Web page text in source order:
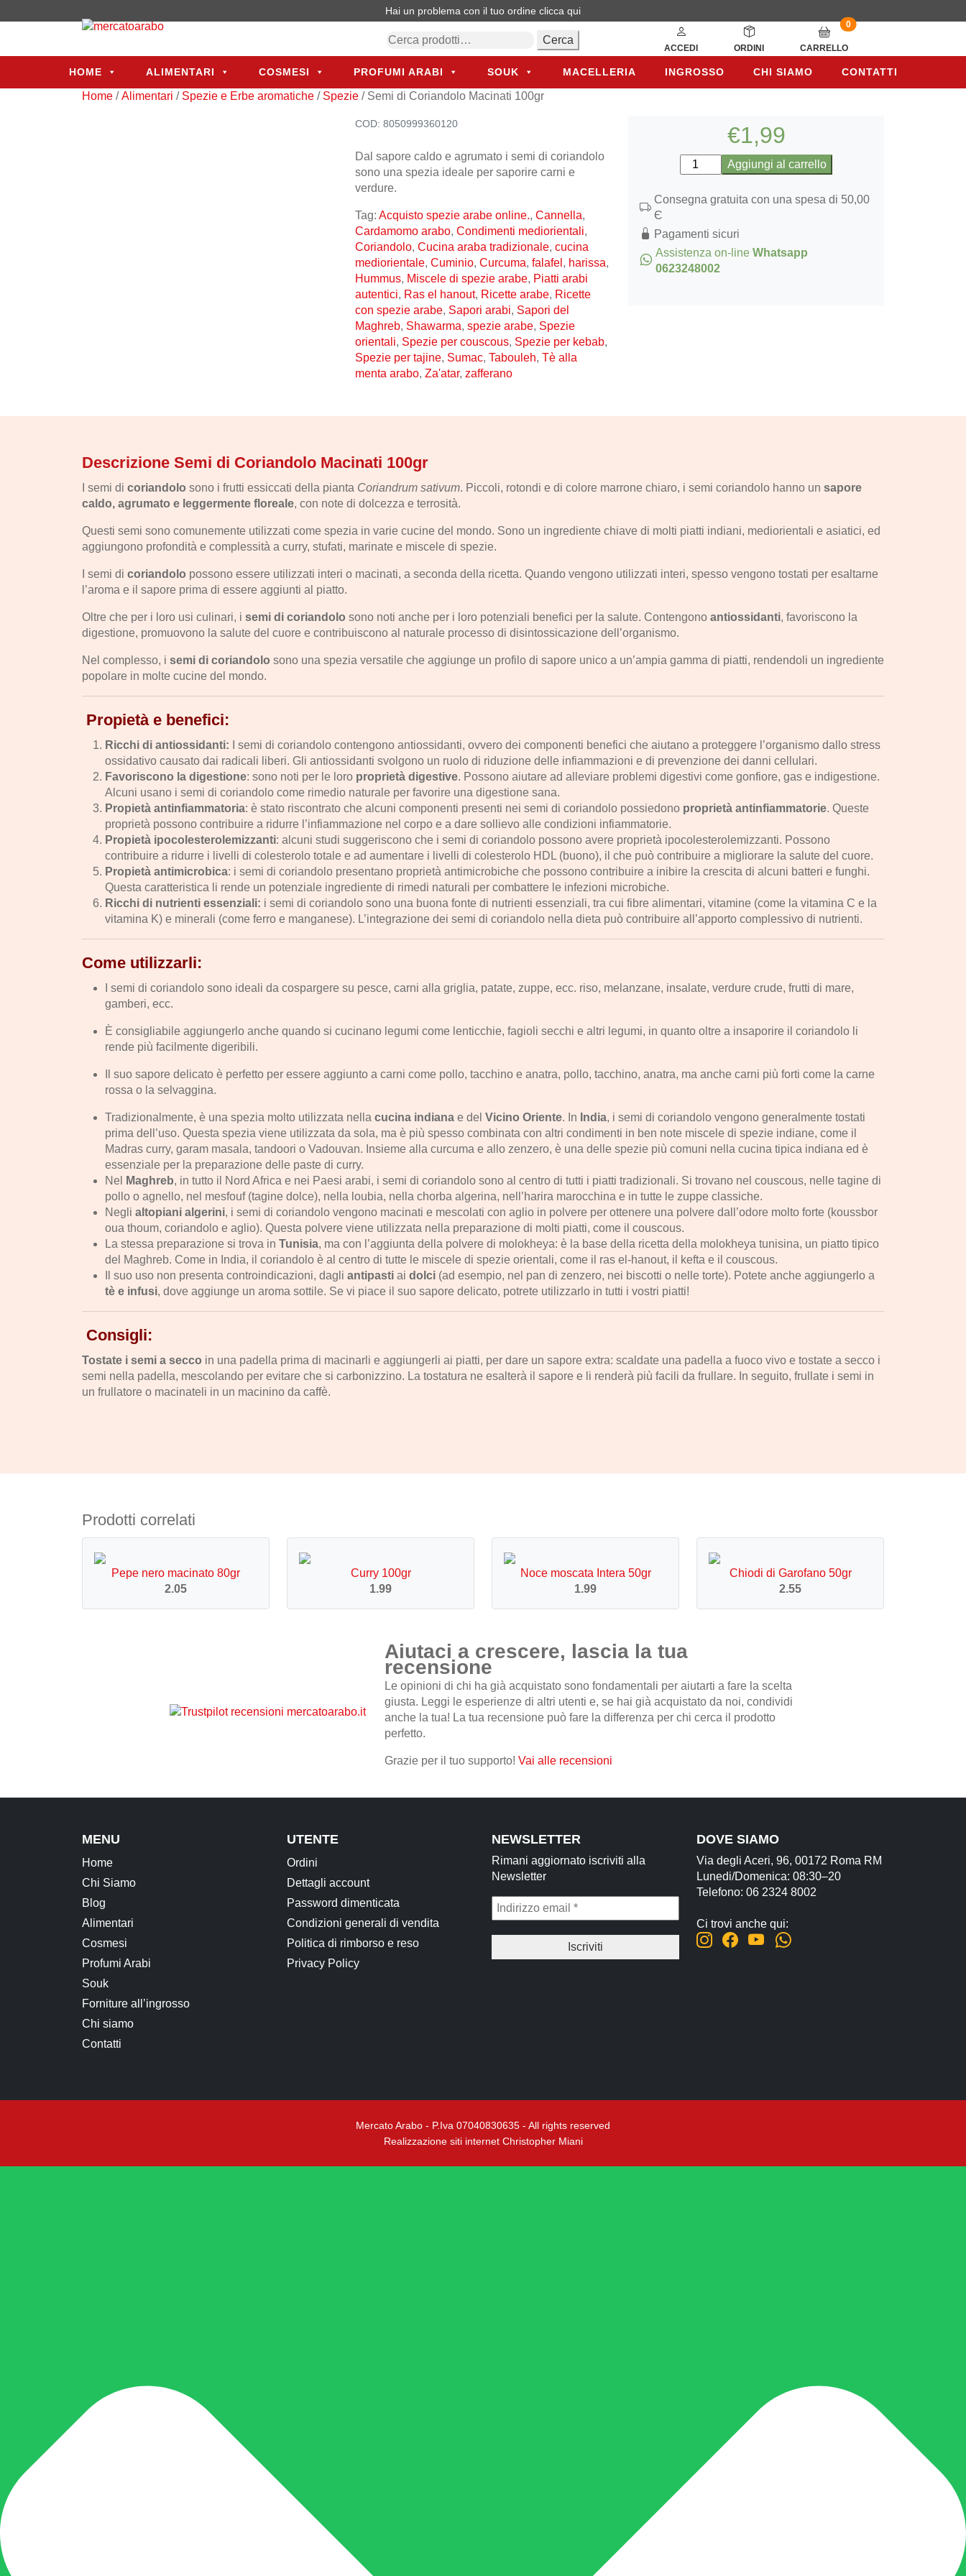
Hai un problema con il tuo ordine clicca qui
Cerca: Cerca
ACCEDI ORDINI
0
CARRELLO
HOME ALIMENTARI COSMESI PROFUMI ARABI SOUK MACELLERIA INGROSSO CHI SIAMO CONTATTI
HOME ALIMENTARI COSMESI PROFUMI ARABI SOUK MACELLERIA INGROSSO CHI SIAMO CONTATTI
Home /Alimentari / Spezie e Erbe aromatiche / Spezie / Semi di Coriandolo Macinati 100gr
€1,99
Semi
di
Coriandolo
Macinati
quantità
Aggiungi al carrello
Consegna gratuita con una spesa di 50,00
Є
Pagamenti sicuri
Assistenza on-line Whatsapp
0623248002
COD: 8050999360120
Dal sapore caldo e agrumato i semi di coriandolo
sono una spezia ideale per saporire carni e
verdure.
Tag: Acquisto spezie arabe online., Cannella,
Cardamomo arabo, Condimenti mediorientali,
Coriandolo, Cucina araba tradizionale, cucina
mediorientale, Cuminio, Curcuma, falafel , harissa,
Hummus, Miscele di spezie arabe, Piatti arabi
autentici, Ras el hanout, Ricette arabe, Ricette
con spezie arabe, Sapori arabi, Sapori del
Maghreb, Shawarma, spezie arabe, Spezie
orientali, Spezie per couscous, Spezie per kebab,
Spezie per tajine, Sumac, Tabouleh, Tè alla
menta arabo, Za'atar, zafferano
Descrizione Semi di Coriandolo Macinati 100gr
I semi di coriandolo sono i frutti essiccati della pianta Coriandrum sativum. Piccoli, rotondi e di colore marrone chiaro, i semi coriandolo hanno un sapore
caldo, agrumato e leggermente floreale, con note di dolcezza e terrosità.
Questi semi sono comunemente utilizzati come spezia in varie cucine del mondo. Sono un ingrediente chiave di molti piatti indiani, mediorientali e asiatici, ed
aggiungono profondità e complessità a curry, stufati, marinate e miscele di spezie.
I semi di coriandolo possono essere utilizzati interi o macinati, a seconda della ricetta. Quando vengono utilizzati interi, spesso vengono tostati per esaltarne
l’aroma e il sapore prima di essere aggiunti al piatto.
Oltre che per i loro usi culinari, i semi di coriandolo sono noti anche per i loro potenziali benefici per la salute. Contengono antiossidanti, favoriscono la
digestione, promuovono la salute del cuore e contribuiscono al naturale processo di disintossicazione dell’organismo.
Nel complesso, i semi di coriandolo sono una spezia versatile che aggiunge un profilo di sapore unico a un’ampia gamma di piatti, rendendoli un ingrediente
popolare in molte cucine del mondo.
Propietà e benefici:
Ricchi di antiossidanti: I semi di coriandolo contengono antiossidanti, ovvero dei componenti benefici che aiutano a proteggere l’organismo dallo stress
ossidativo causato dai radicali liberi. Gli antiossidanti svolgono un ruolo di riduzione delle infiammazioni e di prevenzione dei danni cellulari.
Favoriscono la digestione: sono noti per le loro proprietà digestive. Possono aiutare ad alleviare problemi digestivi come gonfiore, gas e indigestione.
Alcuni usano i semi di coriandolo come rimedio naturale per favorire una digestione sana.
Propietà antinfiammatoria: è stato riscontrato che alcuni componenti presenti nei semi di coriandolo possiedono proprietà antinfiammatorie. Queste
proprietà possono contribuire a ridurre l’infiammazione nel corpo e a dare sollievo alle condizioni infiammatorie.
Propietà ipocolesterolemizzanti: alcuni studi suggeriscono che i semi di coriandolo possono avere proprietà ipocolesterolemizzanti. Possono
contribuire a ridurre i livelli di colesterolo totale e ad aumentare i livelli di colesterolo HDL (buono), il che può contribuire a migliorare la salute del cuore.
Propietà antimicrobica: i semi di coriandolo presentano proprietà antimicrobiche che possono contribuire a inibire la crescita di alcuni batteri e funghi.
Questa caratteristica li rende un potenziale ingrediente di rimedi naturali per combattere le infezioni microbiche.
Ricchi di nutrienti essenziali: i semi di coriandolo sono una buona fonte di nutrienti essenziali, tra cui fibre alimentari, vitamine (come la vitamina C e la
vitamina K) e minerali (come ferro e manganese). L’integrazione dei semi di coriandolo nella dieta può contribuire all’apporto complessivo di nutrienti.
Come utilizzarli:
I semi di coriandolo sono ideali da cospargere su pesce, carni alla griglia, patate, zuppe, ecc. riso, melanzane, insalate, verdure crude, frutti di mare,
gamberi, ecc.
È consigliabile aggiungerlo anche quando si cucinano legumi come lenticchie, fagioli secchi e altri legumi, in quanto oltre a insaporire il coriandolo li
rende più facilmente digeribili.
Il suo sapore delicato è perfetto per essere aggiunto a carni come pollo, tacchino e anatra, pollo, tacchino, anatra, ma anche carni più forti come la carne
rossa o la selvaggina.
Tradizionalmente, è una spezia molto utilizzata nella cucina indiana e del Vicino Oriente. In India, i semi di coriandolo vengono generalmente tostati
prima dell’uso. Questa spezia viene utilizzata da sola, ma è più spesso combinata con altri condimenti in ben note miscele di spezie indiane, come il
Madras curry, garam masala, tandoori o Vadouvan. Insieme alla curcuma e allo zenzero, è una delle spezie più comuni nella cucina tipica indiana ed è
essenziale per la preparazione delle paste di curry.
Nel
Maghreb, in tutto il Nord Africa e nei Paesi arabi, i semi di coriandolo sono al centro di tutti i piatti tradizionali. Si trovano nel couscous, nelle tagine di
pollo o agnello, nel mesfouf (tagine dolce), nella loubia, nella chorba algerina, nell’harira marocchina e in tutte le zuppe classiche.
Negli altopiani algerini, i semi di coriandolo vengono macinati e mescolati con aglio in polvere per ottenere una polvere dall’odore molto forte (koussbor
oua thoum, coriandolo e aglio). Questa polvere viene utilizzata nella preparazione di molti piatti, come il couscous.
La stessa preparazione si trova in Tunisia, ma con l’aggiunta della polvere di molokheya: è la base della ricetta della molokheya tunisina, un piatto tipico
del Maghreb. Come in India, il coriandolo è al centro di tutte le miscele di spezie orientali, come il ras el-hanout, il kefta e il couscous.
Il suo uso non presenta controindicazioni, dagli antipasti ai dolci (ad esempio, nel pan di zenzero, nei biscotti o nelle torte). Potete anche aggiungerlo a
tè e infusi, dove aggiunge un aroma sottile. Se vi piace il suo sapore delicato, potrete utilizzarlo in tutti i vostri piatti!
Consigli:
Tostate i semi a secco in una padella prima di macinarli e aggiungerli ai piatti, per dare un sapore extra: scaldate una padella a fuoco vivo e tostate a secco i
semi nella padella, mescolando per evitare che si carbonizzino. La tostatura ne esalterà il sapore e li renderà più facili da frullare. In seguito, frullate i semi in
un frullatore o macinateli in un macinino da caffè.
Prodotti correlati
Pepe nero macinato 80gr
2.05
Curry 100gr
1.99
Noce moscata Intera 50gr
1.99
Chiodi di Garofano 50gr
2.55
Aiutaci a crescere, lascia la tua
recensione
Le opinioni di chi ha già acquistato sono fondamentali per aiutarti a fare la scelta
giusta. Leggi le esperienze di altri utenti e, se hai già acquistato da noi, condividi
anche la tua! La tua recensione può fare la differenza per chi cerca il prodotto
perfetto.
Grazie per il tuo supporto! Vai alle recensioni
MENU
Home
Chi Siamo
Blog
Alimentari
Cosmesi
Profumi Arabi
Souk
Forniture all’ingrosso
Chi siamo
Contatti
UTENTE
Ordini
Dettagli account
Password dimenticata
Condizioni generali di vendita
Politica di rimborso e reso
Privacy Policy
NEWSLETTER
Rimani aggiornato iscriviti alla
Newsletter
DOVE SIAMO
Via degli Aceri, 96, 00172 Roma RM
Lunedi/Domenica: 08:30–20
Telefono: 06 2324 8002
Ci trovi anche qui:
Mercato Arabo - P.Iva 07040830635 - All rights reserved
Realizzazione siti internet Christopher Miani